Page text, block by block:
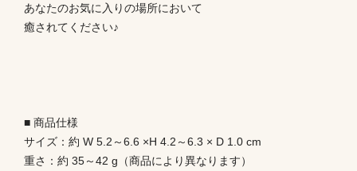
あなたのお気に入りの場所において
癒されてください♪
■ 商品仕様
サイズ：約 W 5.2～6.6 ×H 4.2～6.3 × D 1.0 cm
重さ：約 35～42 g（商品により異なります）